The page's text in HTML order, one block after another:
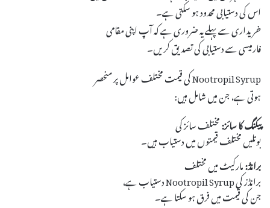
اس کی دستیابی محدود ہو سکتی ہے۔
خریداری سے پہلے یہ ضروری ہے کہ آپ اپنی مقامی
فارمیسی سے دستیابی کی تصدیق کریں۔
Nootropil Syrup کی قیمت مختلف عوامل پر منحصر
ہوتی ہے، جن میں شامل ہیں:
پیکنگ کا سائز:مختلف سائز کی
بوتلیں مختلف قیمتوں میں دستیاب ہیں۔
برانڈ:مارکیٹ میں مختلف
برانڈز کی Nootropil Syrup دستیاب ہے،
جن کی قیمت میں فرق ہو سکتا ہے۔